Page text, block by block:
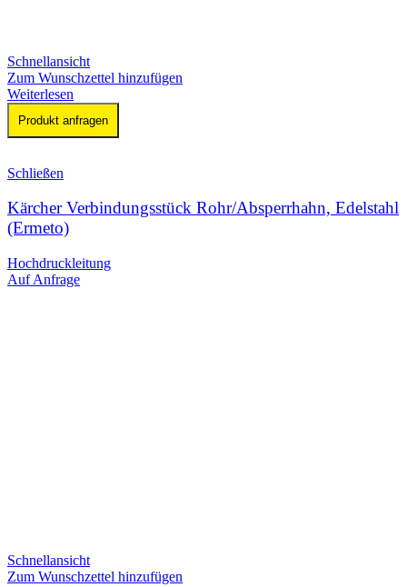
Schnellansicht
Zum Wunschzettel hinzufügen
Weiterlesen
Produkt anfragen
Schließen
Kärcher Verbindungsstück Rohr/Absperrhahn, Edelstahl
(Ermeto)
Hochdruckleitung
Auf Anfrage
Schnellansicht
Zum Wunschzettel hinzufügen